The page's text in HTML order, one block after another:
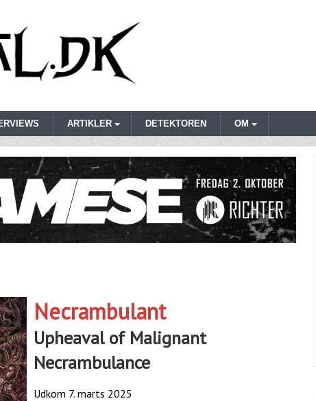
ARTIKLER DETEKTOREN OM
Necrambulant
Upheaval of Malignant
Necrambulance
Udkom 7. marts 2025